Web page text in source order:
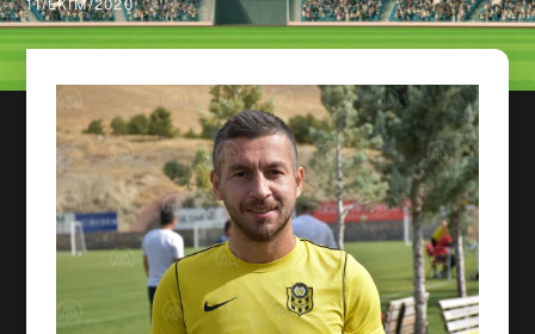
11/EKIM/2020